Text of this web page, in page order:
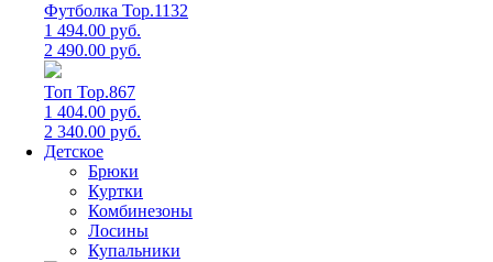
Футболка Top.1132
1 494.00 руб.
2 490.00 руб.
Топ Top.867
1 404.00 руб.
2 340.00 руб.
Детское
Брюки
Куртки
Комбинезоны
Лосины
Купальники